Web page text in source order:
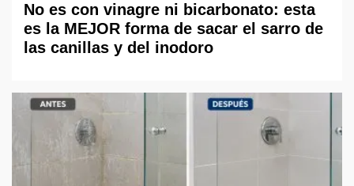
No es con vinagre ni bicarbonato: esta
es la MEJOR forma de sacar el sarro de
las canillas y del inodoro